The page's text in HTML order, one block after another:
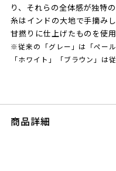
り、それらの全体感が独特
糸はインドの大地で手摘み
甘撚りに仕上げたものを使用
※従来の「グレー」は「ペー
「ホワイト」「ブラウン」は
商品詳細